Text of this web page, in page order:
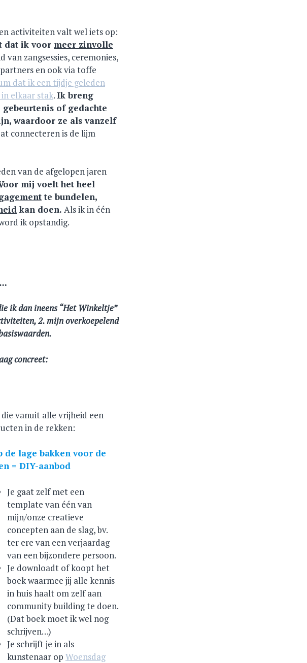
activiteiten valt wel iets op:
dat ik voor meer zinvolle
van zangsessies, ceremonies,
en ook via toffe
dat ik een tijdje geleden
elkaar stak.Ik breng
of gedachte
waardoor ze als vanzelf
connecteren is de lijm
van de afgelopen jaren
mij voelt het heel
te bundelen,
kan doen. Als ik in één
ik opstandig.
ik dan ineens “Het Winkeltje”
2. mijn overkoepelend
concreet:
vanuit alle vrijheid een
in de rekken:
de lage bakken voor de
= DIY-aanbod
Je gaat zelf met een
template van één van
mijn/onze creatieve
concepten aan de slag, bv.
ter ere van een verjaardag
van een bijzondere persoon.
Je downloadt of koopt het
boek waarmee jij alle kennis
in huis haalt om zelf aan
community building te doen.
(Dat boek moet ik wel nog
schrijven…)
Je schrijft je in als
kunstenaar op Woensdag